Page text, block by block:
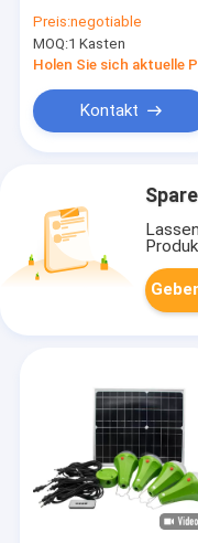
Kit Panel
Solarkraftwerk für
Camping
Preis:negotiable
MOQ:1 Kasten
Kontakt